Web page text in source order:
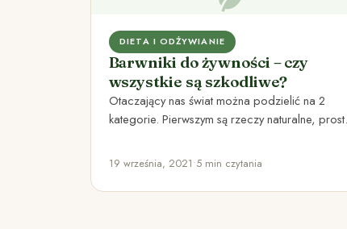
DIETA I ODŻYWIANIE
Barwniki do żywności – czy
wszystkie są szkodliwe?
Otaczający nas świat można podzielić na 2
kategorie. Pierwszym są rzeczy naturalne,
19 września, 2021•5 min czytania